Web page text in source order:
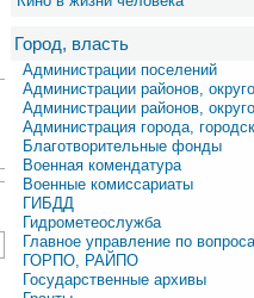
Город, власть
Администрации поселений
Администрации районов,
Администрации районов,
Администрация города,
Благотворительные фонды
Военная комендатура
Военные комиссариаты
ГИБДД
Гидрометеослужба
Главное управление по
ГОРПО, РАЙПО
Государственные архивы